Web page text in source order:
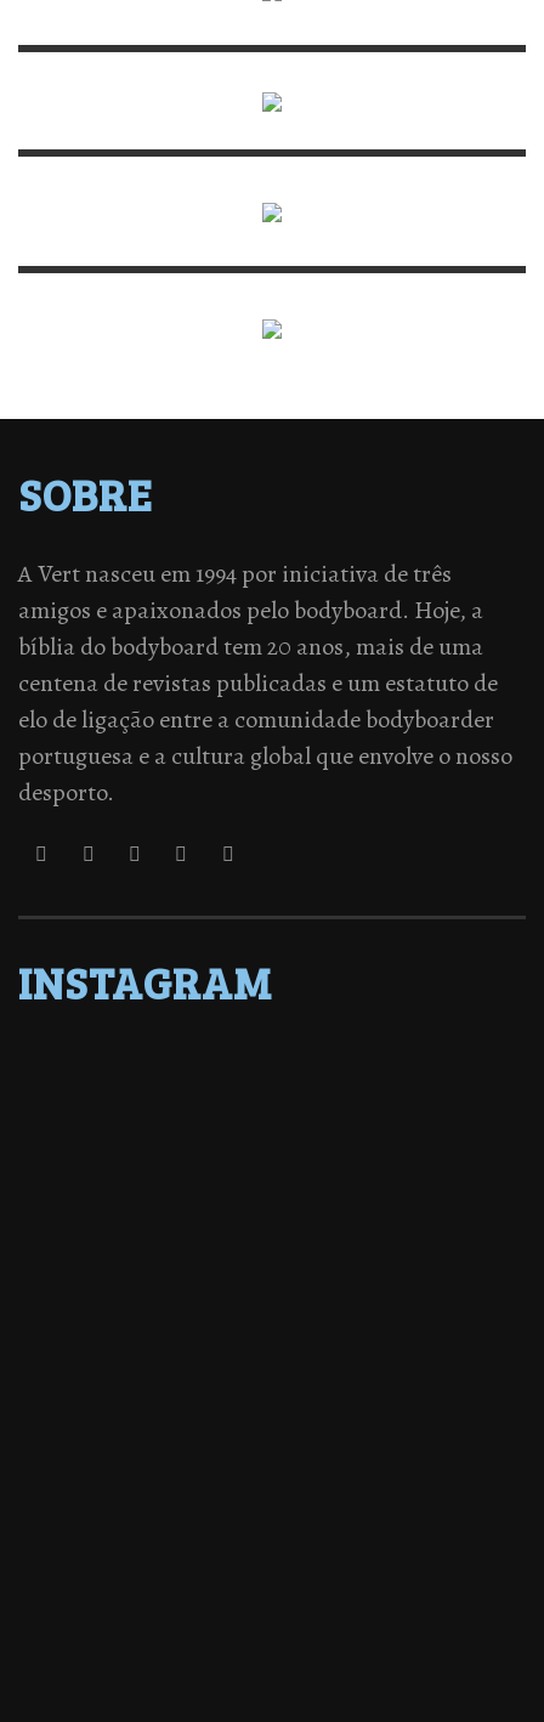
SOBRE
A Vert nasceu em 1994 por iniciativa de três
amigos e apaixonados pelo bodyboard. Hoje, a
bíblia do bodyboard tem 20 anos, mais de uma
centena de revistas publicadas e um estatuto de
elo de ligação entre a comunidade bodyboarder
portuguesa e a cultura global que envolve o nosso
desporto.
INSTAGRAM